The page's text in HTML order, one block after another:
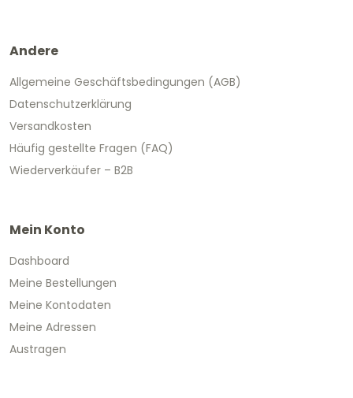
Andere
Allgemeine Geschäftsbedingungen (AGB)
Datenschutzerklärung
Versandkosten
Häufig gestellte Fragen (FAQ)
Wiederverkäufer – B2B
Mein Konto
Dashboard
Meine Bestellungen
Meine Kontodaten
Meine Adressen
Austragen